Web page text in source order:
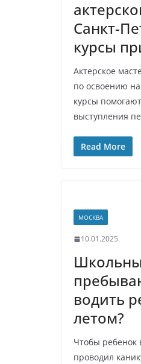
Санкт-
курсы
Актерское
по освоению
курсы
выступления
Read More
МОСКВА
10.01.2025
водить
летом?
Чтобы ребенок
проводил